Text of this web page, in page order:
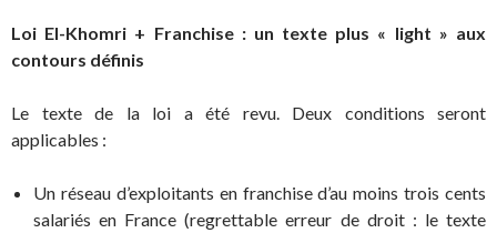
Loi El-Khomri + Franchise : un texte plus « light » aux
contours définis
Le texte de la loi a été revu. Deux conditions seront
applicables :
Un réseau d’exploitants en franchise d’au moins trois cents
salariés en France (regrettable erreur de droit : le texte